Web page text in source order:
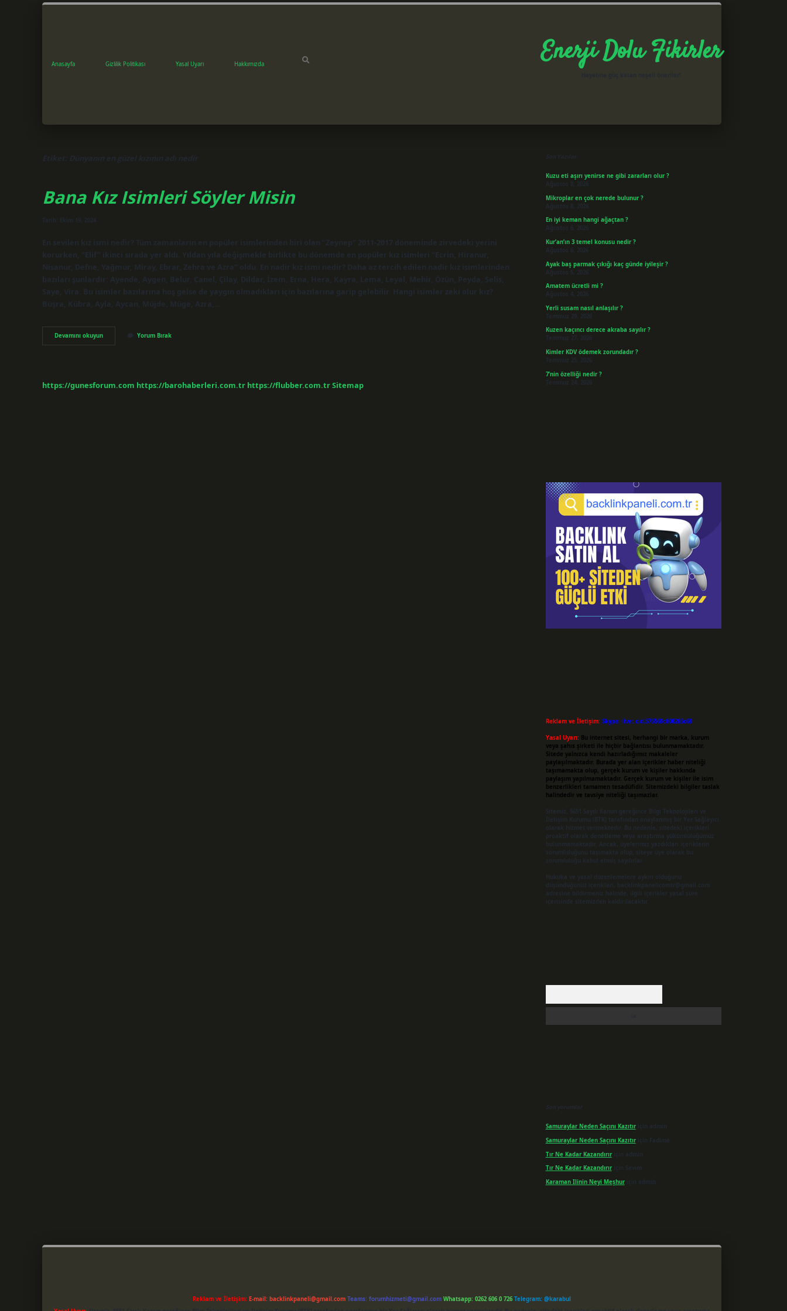
Anasayfa Gizlilik Politikası Yasal Uyarı Hakkımızda Enerji Dolu Fikirler
Etiket: Dünyanın en güzel kızının adı nedir
Bana Kız Isimleri Söyler Misin
Tarih: Ekim 19, 2024
En sevilen kız ismi nedir? Tüm zamanların en popüler isimlerinden biri olan “Zeynep” 2011-2017 döneminde zirvedeki yerini
korurken, “Elif” ikinci sırada yer aldı. Yıldan yıla değişmekle birlikte bu dönemde en popüler kız isimleri “Ecrin, Hiranur,
Nisanur, Defne, Yağmur, Miray, Ebrar, Zehra ve Azra” oldu. En nadir kız ismi nedir? Daha az tercih edilen nadir kız isimlerinden
bazıları şunlardır: Ayende, Aygen, Belur, Canel, Çilay, Dildar, İzem, Erna, Hera, Kayra, Lema, Leyal, Mehir, Özün, Peyda, Selis,
Saye, Vira. Bu isimler bazılarına hoş gelse de yaygın olmadıkları için bazılarına garip gelebilir. Hangi isimler zeki olur kız?
Büşra, Kübra, Ayla, Aycan, Müjde, Müge, Azra,…
Devamını okuyunBana
Kız
Yorum Bırak
https://gunesforum.com https://barohaberleri.com.tr https://flubber.com.trSitemap
Son Yazılar
Kuzu eti aşırı yenirse ne gibi zararları olur ?
Ağustos 8, 2026
Mikroplar en çok nerede bulunur ?
Ağustos 8, 2026
En iyi keman hangi ağaçtan ?
Ağustos 6, 2026
Kur’an’ın 3 temel konusu nedir ?
Ağustos 6, 2026
Ayak baş parmak çıkığı kaç günde iyileşir ?
Ağustos 5, 2026
Amatem ücretli mi ?
Ağustos 4, 2026
Yerli susam nasıl anlaşılır ?
Temmuz 29, 2026
Kuzen kaçıncı derece akraba sayılır ?
Temmuz 27, 2026
Kimler KDV ödemek zorundadır ?
Temmuz 25, 2026
7’nin özelliği nedir ?
Temmuz 24, 2026
Reklam ve İletişim: Skype: live:.cid.575569c608265c69
Yasal Uyarı: Bu internet sitesi, herhangi bir marka, kurum
veya şahıs şirketi ile hiçbir bağlantısı bulunmamaktadır.
Sitede yalnızca kendi hazırladığımız makaleler
paylaşılmaktadır. Burada yer alan içerikler haber niteliği
taşımamakta olup, gerçek kurum ve kişiler hakkında
paylaşım yapılmamaktadır. Gerçek kurum ve kişiler ile isim
benzerlikleri tamamen tesadüfidir. Sitemizdeki bilgiler taslak
halindedir ve tavsiye niteliği taşımazlar.
Sitemiz, 5651 Sayılı Kanun gereğince Bilgi Teknolojileri ve
İletişim Kurumu (BTK) tarafından onaylanmış bir Yer Sağlayıcı
olarak hizmet vermektedir. Bu nedenle, sitedeki içerikleri
proaktif olarak denetleme veya araştırma yükümlülüğümüz
bulunmamaktadır. Ancak, üyelerimiz yazdıkları içeriklerin
sorumluluğunu taşımakta olup, siteye üye olarak bu
sorumluluğu kabul etmiş sayılırlar.
Hukuka ve yasal düzenlemelere aykırı olduğunu
düşündüğünüz içerikleri,
backlinkpanelicomtr@gmail.com
adresine bildirmeniz halinde, ilgili içerikler yasal süre
içerisinde sitemizden kaldırılacaktır.
Son yorumlar
Samuraylar Neden Saçını Kazıtıriçin admin
Samuraylar Neden Saçını Kazıtıriçin Fadime
Tır Ne Kadar Kazandırıriçin admin
Tır Ne Kadar Kazandırıriçin Sevim
Karaman Ilinin Neyi Meşhuriçin admin
Reklam ve İletişim: E-mail: backlinkpaneli@gmail.com Teams: forumhizmeti@gmail.com Whatsapp: 0262 606 0 726 Telegram: @karabul